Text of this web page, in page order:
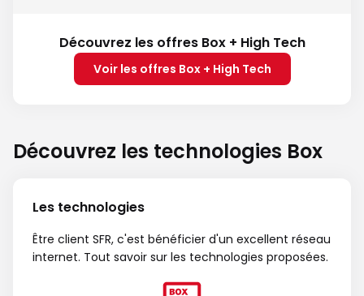
Découvrez les offres Box + High Tech
Voir les offres Box + High Tech
Découvrez les technologies Box
Les technologies
Être client SFR, c'est bénéficier d'un excellent réseau
internet. Tout savoir sur les technologies proposées.